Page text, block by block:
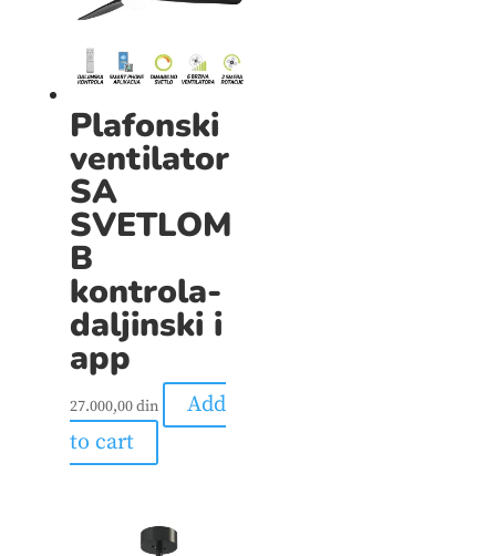
Plafonski
ventilator
SA
SVETLOM
B
kontrola-
daljinski i
app
27.000,00din
Add
to cart